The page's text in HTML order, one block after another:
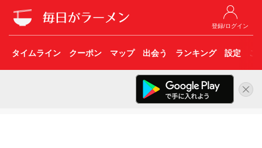
登録/ログイン
タイムライン クーポン マップ 出会う ランキング 設定 こ